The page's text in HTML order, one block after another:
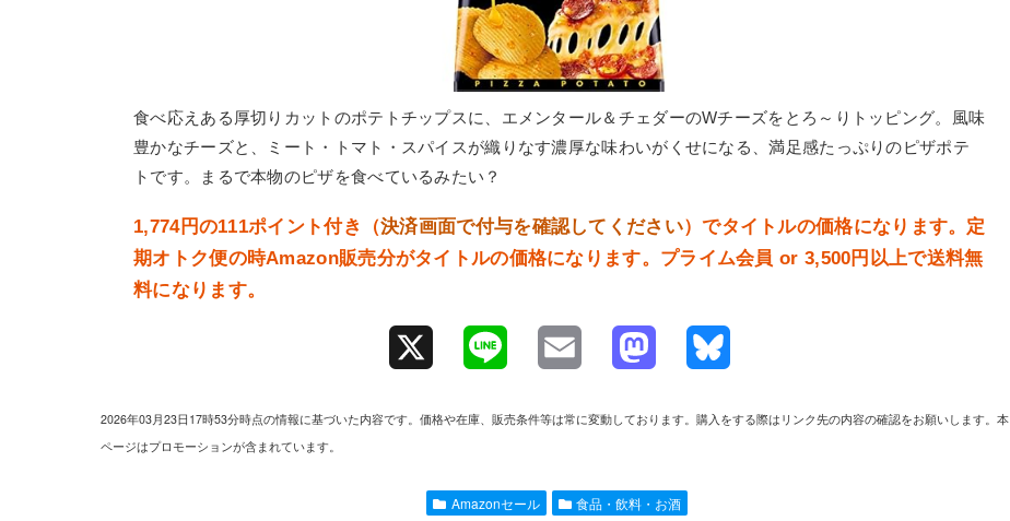
食べ応えある厚切りカットのポテトチップスに、エメンタール＆チェダーのWチーズをとろ～りトッピング。風味
豊かなチーズと、ミート・トマト・スパイスが織りなす濃厚な味わいがくせになる、満足感たっぷりのピザポテ
トです。まるで本物のピザを食べているみたい？
1,774円の111ポイント付き（決済画面で付与を確認してください）でタイトルの価格になります。定
期オトク便の時Amazon販売分がタイトルの価格になります。プライム会員 or 3,500円以上で送料無
料になります。
2026年03月23日17時53分時点の情報に基づいた内容です。価格や在庫、販売条件等は常に変動しております。購入をする際はリンク先の内容の確認をお願いします。本
ページはプロモーションが含まれています。
Amazonセール 食品・飲料・お酒